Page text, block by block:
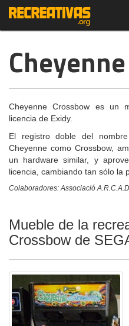
Cheyenne Crossbow es un
licencia de Exidy.
El registro doble del
Cheyenne como Crossbow,
un hardware similar, y
licencia, cambiando tan sólo la
Colaboradores: Associació
Mueble de la
Crossbow de